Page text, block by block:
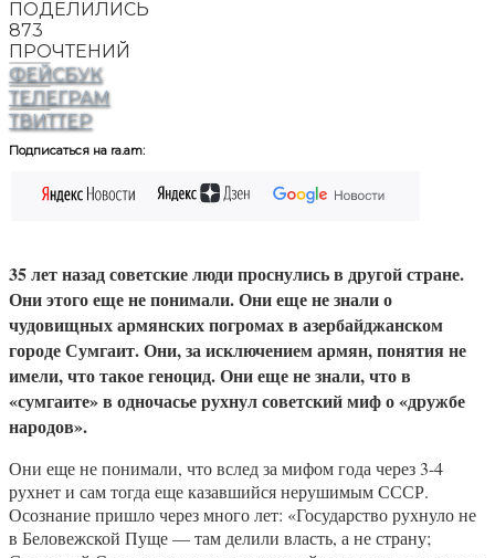
ПОДЕЛИЛИСЬ
873
ПРОЧТЕНИЙ
ФЕЙСБУК
ТЕЛЕГРАМ
ТВИТТЕР
Подписаться на ra.am:
35 лет назад советские люди проснулись в другой стране.
Они этого еще не понимали. Они еще не знали о
чудовищных армянских погромах в азербайджанском
городе Сумгаит. Они, за исключением армян, понятия не
имели, что такое геноцид. Они еще не знали, что в
«сумгаите» в одночасье рухнул советский миф о «дружбе
народов».
Они еще не понимали, что вслед за мифом года через 3-4
рухнет и сам тогда еще казавшийся нерушимым СССР.
Осознание пришло через много лет: «Государство рухнуло не
в Беловежской Пуще — там делили власть, а не страну;